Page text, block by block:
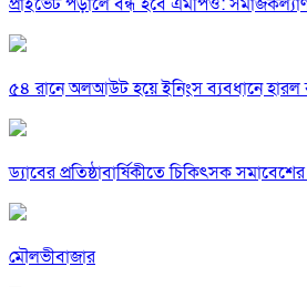
৫৪ রানে অলআউট হয়ে ইনিংস ব্যবধানে হারল
ড্যাবের প্রতিষ্ঠাবার্ষিকীতে চিকিৎসক
মৌলভীবাজার